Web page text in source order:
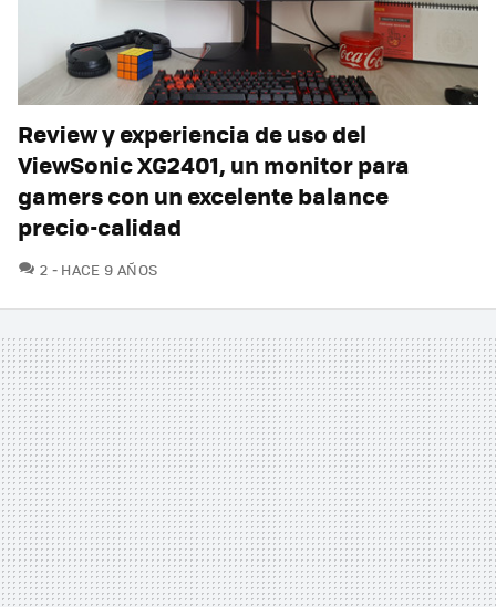
Review y experiencia de uso del
ViewSonic XG2401, un monitor para
gamers con un excelente balance
precio-calidad
2 COMENTARIOS
HACE 9 AÑOS